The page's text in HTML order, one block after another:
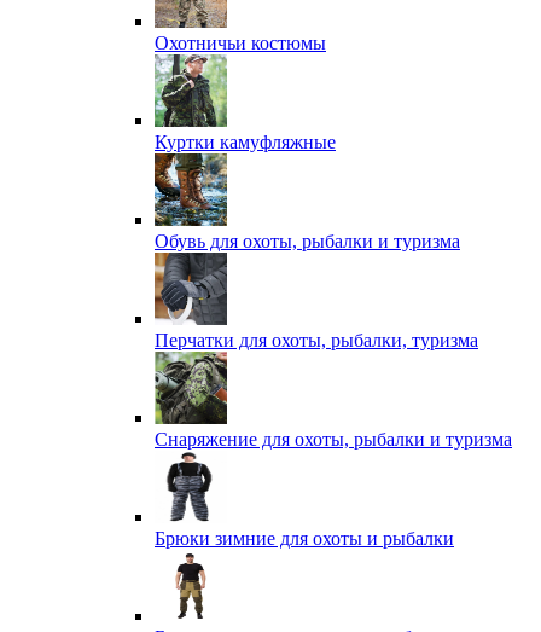
Охотничьи костюмы
Куртки камуфляжные
Обувь для охоты, рыбалки и туризма
Перчатки для охоты, рыбалки, туризма
Снаряжение для охоты, рыбалки и туризма
Брюки зимние для охоты и рыбалки